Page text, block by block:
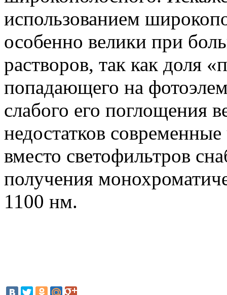
использованием
особенно велики при
растворов, так как доля
попадающего на
слабого его поглощения
недостатков
вместо светофильтров
получения
1100 нм.